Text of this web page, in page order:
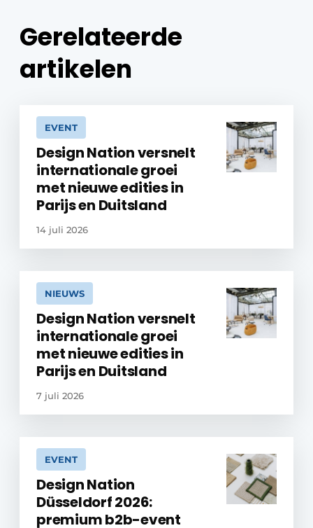
Gerelateerde
artikelen
EVENT
Design Nation versnelt
internationale groei
met nieuwe edities in
Parijs en Duitsland
14 juli 2026
NIEUWS
Design Nation versnelt
internationale groei
met nieuwe edities in
Parijs en Duitsland
7 juli 2026
EVENT
Design Nation
Düsseldorf 2026:
premium b2b-event